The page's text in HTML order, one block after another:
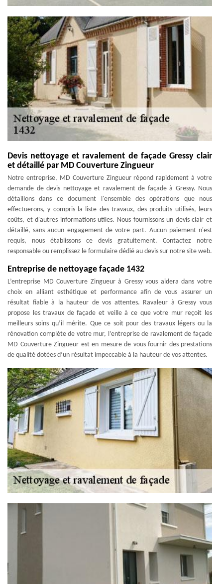
Devis nettoyage et ravalement de façade Gressy clair
et détaillé par MD Couverture Zingueur
Notre entreprise, MD Couverture Zingueur répond rapidement à votre
demande de devis nettoyage et ravalement de façade à Gressy. Nous
détaillons dans ce document l'ensemble des opérations que nous
effectuerons, y compris la liste des travaux, des produits utilisés, leurs
coûts, et d'autres informations utiles. Nous fournissons un devis clair et
détaillé, sans aucun engagement de votre part. Aucun paiement n'est
requis, nous établissons ce devis gratuitement. Contactez notre
responsable ou remplissez le formulaire dédié au devis sur notre site web.
Entreprise de nettoyage façade 1432
L’entreprise MD Couverture Zingueur à Gressy vous aidera dans votre
choix en alliant esthétique et performance afin de vous assurer un
résultat fiable à la hauteur de vos attentes. Ravaleur à Gressy vous
propose les travaux de façade et veille à ce que votre mur reçoit les
meilleurs soins qu’il mérite. Que ce soit pour des travaux légers ou la
rénovation complète de votre mur, l’entreprise de ravalement de façade
MD Couverture Zingueur est en mesure de vous fournir des prestations
de qualité dotées d’un résultat impeccable à la hauteur de vos attentes.